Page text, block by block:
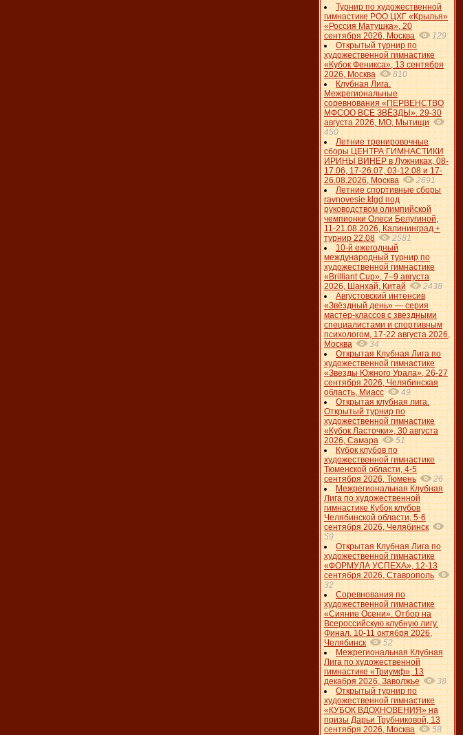
Турнир по художественной
гимнастике РОО ЦХГ «Крылья»
«Россия Матушка», 20
сентября 2026, Москва
129
Открытый турнир по
художественной гимнастике
«Кубок Феникса», 13 сентября
2026, Москва
810
Клубная Лига.
Межрегиональные
соревнования «ПЕРВЕНСТВО
МФСОО ВСЕ ЗВЁЗДЫ». 29-30
августа 2026, МО, Мытищи
450
Летние тренировочные
сборы ЦЕНТРА ГИМНАСТИКИ
ИРИНЫ ВИНЕР в Лужниках, 08-
17.06, 17-26.07, 03-12.08 и 17-
26.08.2026, Москва
2691
Летние спортивные сборы
ravnovesie.klgd под
руководством олимпийской
чемпионки Олеси Белугиной,
11-21.08.2026, Калининград +
турнир 22.08
2581
10-й ежегодный
международный турнир по
художественной гимнастике
«Brilliant Cup», 7–9 августа
2026, Шанхай, Китай
2438
Августовский интенсив
«Звёздный день» — серия
мастер-классов с звездными
специалистами и спортивным
психологом, 17-22 августа 2026,
Москва
34
Открытая Клубная Лига по
художественной гимнастике
«Звезды Южного Урала», 26-27
сентября 2026, Челябинская
область, Миасс
49
Открытая клубная лига.
Открытый турнир по
художественной гимнастике
«Кубок Ласточки», 30 августа
2026, Самара
51
Кубок клубов по
художественной гимнастике
Тюменской области, 4-5
сентября 2026, Тюмень
26
Межрегиональная Клубная
Лига по художественной
гимнастике Кубок клубов
Челябинской области, 5-6
сентября 2026, Челябинск
59
Открытая Клубная Лига по
художественной гимнастике
«ФОРМУЛА УСПЕХА», 12-13
сентября 2026, Ставрополь
32
Соревнования по
художественной гимнастике
«Сияние Осени». Отбор на
Всероссийскую клубную лигу.
Финал. 10-11 октября 2026,
Челябинск
52
Межрегиональная Клубная
Лига по художественной
гимнастике «Триумф», 13
декабря 2026, Заволжье
38
Открытый турнир по
художественной гимнастике
«КУБОК ВДОХНОВЕНИЯ» на
призы Дарьи Трубниковой, 13
сентября 2026, Москва
58